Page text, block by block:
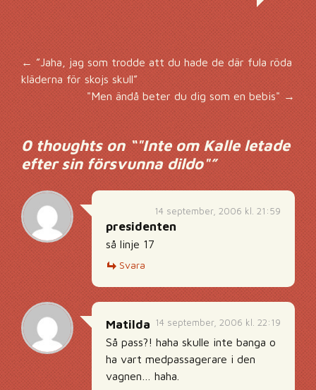
Inläggsnavigering
← ”Jaha, jag som trodde att du hade de där fula röda
kläderna för skojs skull”
"Men ändå beter du dig som en bebis"→
0 thoughts on “"Inte om Kalle letade
efter sin försvunna dildo"”
14 september, 2006 kl. 21:59
presidenten
så linje 17
Svara
14 september, 2006 kl. 22:19
Matilda
Så pass?! haha skulle inte banga o
ha vart medpassagerare i den
vagnen… haha.